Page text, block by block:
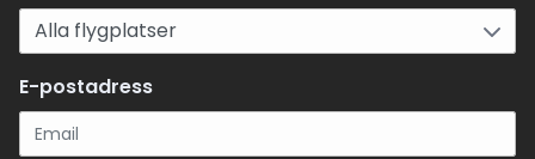
E-postadress